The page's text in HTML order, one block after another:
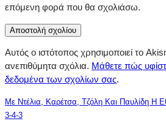
επόμενη φορά που θα σχολιάσω.
Αυτός ο ιστότοπος χρησιμοποιεί το
ανεπιθύμητα σχόλια. Μάθετε πώς
δεδομένα των σχολίων σας.
Με Ντέλια, Καρέτσα, Τζόλη Και Παυλίδη Η
3-4-3